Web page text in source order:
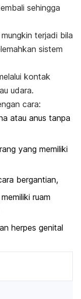
sehingga
terjadi bila
sistem
kontak
udara.
cara:
atau anus tanpa
yang memiliki
bergantian,
ruam
herpes genital